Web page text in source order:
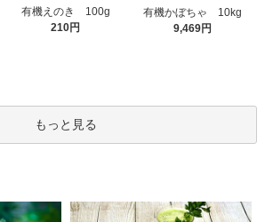
有機えのき 100g
210円
有機かぼちゃ 10kg
9,469円
もっと見る